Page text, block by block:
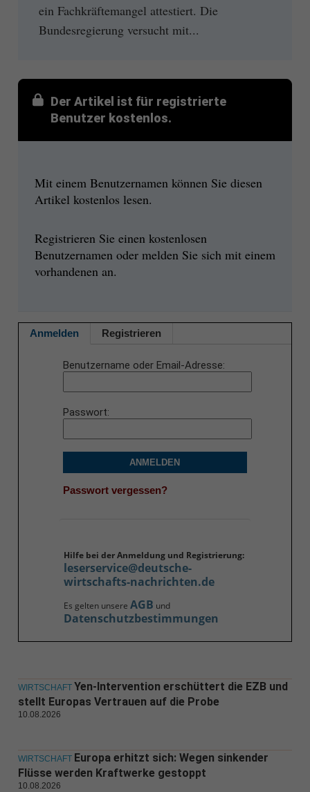
ein Fachkräftemangel attestiert. Die
Bundesregierung versucht mit...
Der Artikel ist für registrierte
Benutzer kostenlos.
Mit einem Benutzernamen können Sie diesen
Artikel kostenlos lesen.
Registrieren Sie einen kostenlosen
Benutzernamen oder melden Sie sich mit einem
vorhandenen an.
Anmelden Registrieren
Benutzername oder Email-Adresse
Passwort
ANMELDEN
Passwort vergessen?
Hilfe bei der Anmeldung und Registrierung:
leserservice@deutsche-
wirtschafts-nachrichten.de
Es gelten unsere AGB und
Datenschutzbestimmungen
WIRTSCHAFT Yen-Intervention erschüttert die EZB und
stellt Europas Vertrauen auf die Probe
10.08.2026
WIRTSCHAFT Europa erhitzt sich: Wegen sinkender
Flüsse werden Kraftwerke gestoppt
10.08.2026